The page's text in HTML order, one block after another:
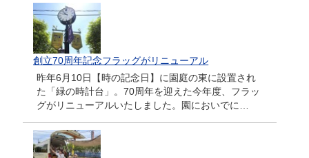
創立70周年記念フラッグがリニューアル
昨年6月10日【時の記念日】に園庭の東に設置され
た「緑の時計台」。70周年を迎えた今年度、フラッ
グがリニューアルいたしました。園においでに…